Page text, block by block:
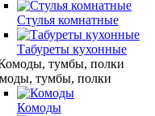
Стулья комнатные
Табуреты кухонные
тумбы, полки
Комоды